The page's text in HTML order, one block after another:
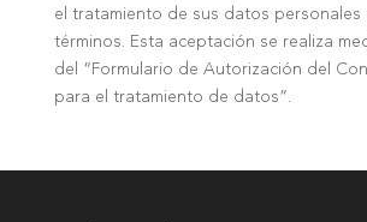
el tratamiento de sus datos personales
términos. Esta aceptación se realiza
del “Formulario de Autorización del
para el tratamiento de datos”.